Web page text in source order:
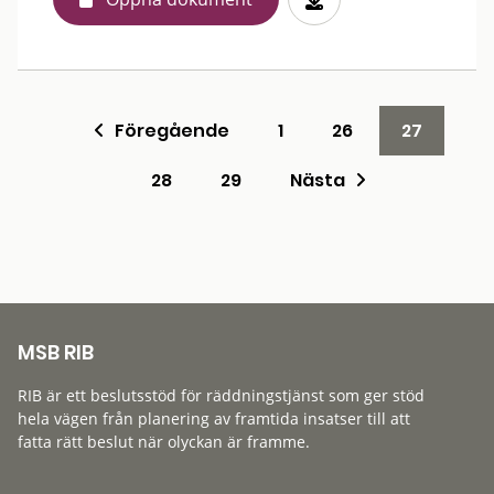
Föregående 1 26
27
28
29 Nästa
MSB RIB
RIB är ett beslutsstöd för räddningstjänst som ger stöd
hela vägen från planering av framtida insatser till att
fatta rätt beslut när olyckan är framme.